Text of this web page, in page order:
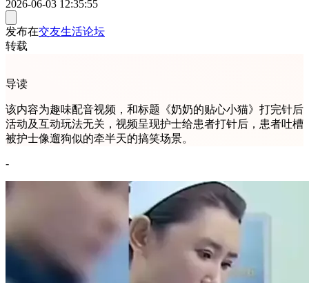
2026-06-03 12:35:55
发布在交友生活论坛
转载
导读
该内容为趣味配音视频，和标题《奶奶的贴心小猫》打完针后
活动及互动玩法无关，视频呈现护士给患者打针后，患者吐槽
被护士像遛狗似的牵半天的搞笑场景。
-